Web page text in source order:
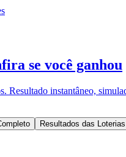
se você ganhou
instantâneo,
Resultados das Loterias